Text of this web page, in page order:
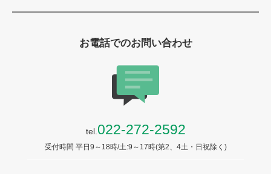
お電話でのお問い合わせ
tel. 022-272-2592
受付時間 平日9～18時/土:9～17時(第2、4土・日祝除く)